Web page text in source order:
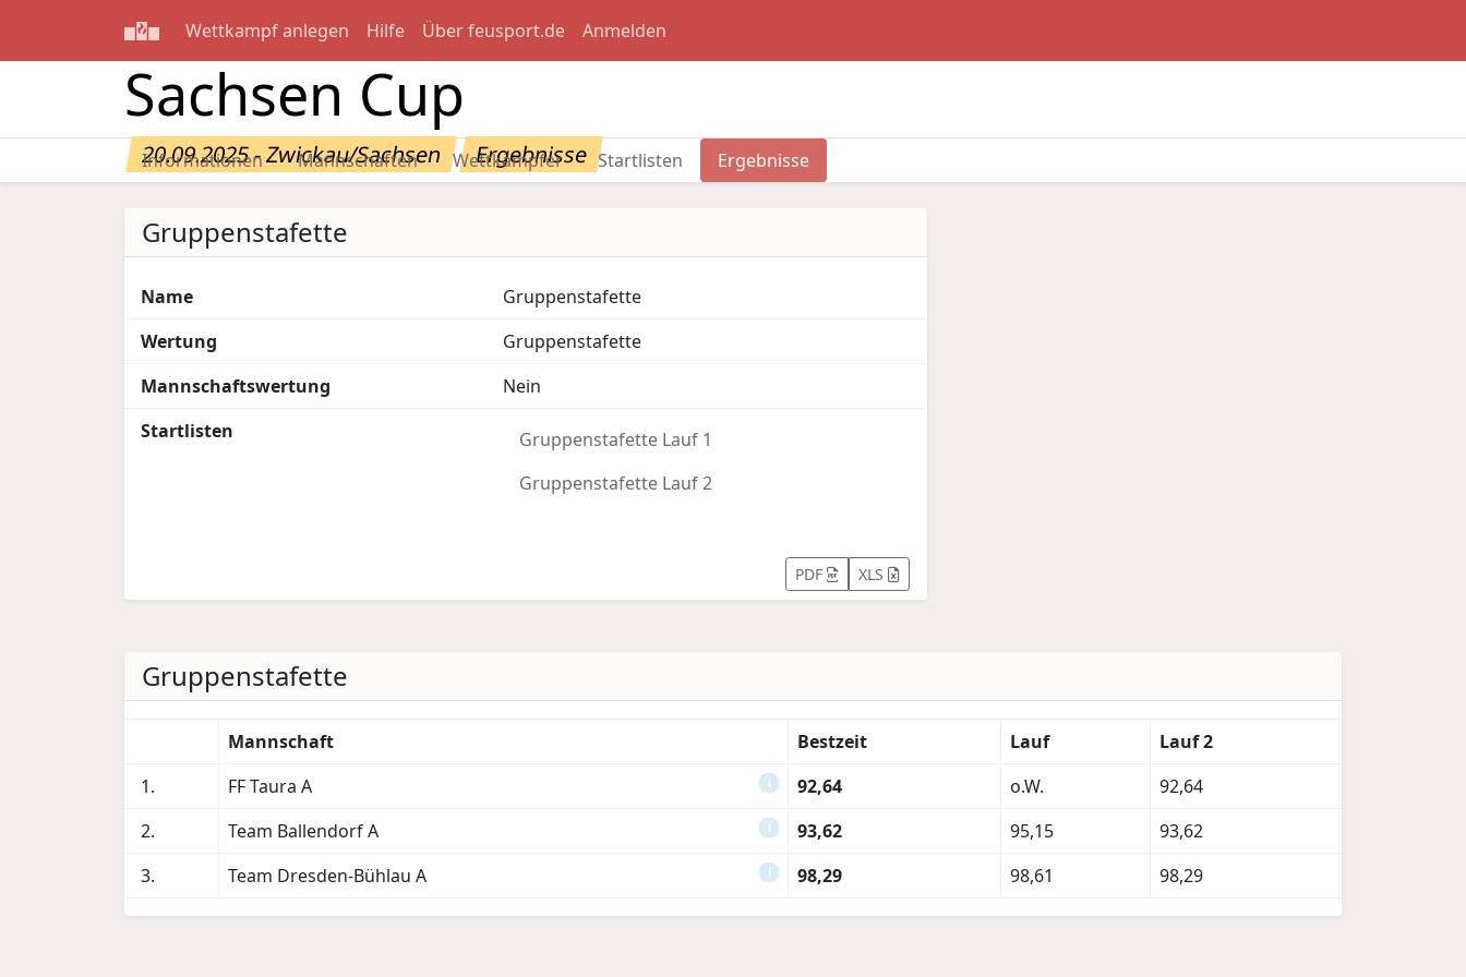
Wettkampf anlegen Hilfe Über feusport.de Anmelden
Sachsen Cup
20.09.2025 - Zwickau/Sachsen Ergebnisse
Informationen Mannschaften Wettkämpfer Startlisten Ergebnisse
Gruppenstafette
Name
Gruppenstafette
Wertung
Gruppenstafette
Mannschaftswertung
Nein
Startlisten
Gruppenstafette Lauf 1
Gruppenstafette Lauf 2
PDF XLS
Gruppenstafette
Mannschaft Bestzeit Lauf
Lauf 2
1.
FF Taura A i 92,64 o.W.
92,64
2.
Team Ballendorf A i 93,62 95,15
93,62
3.
Team Dresden-Bühlau A i 98,29 98,61 98,29